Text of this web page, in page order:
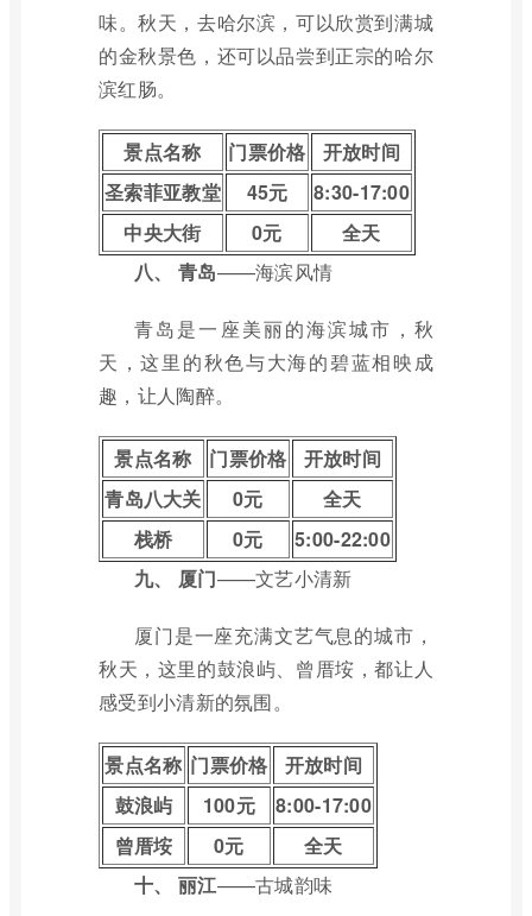
味。秋天，去哈尔滨，可以欣赏到满城
的金秋景色，还可以品尝到正宗的哈尔
滨红肠。
景点名称 门票价格
开放时间
圣索菲亚教堂
45元
8:30-17:00
中央大街
0元
全天
八、
青岛——海滨风情
青岛是一座美丽的海滨城市，秋
天，这里的秋色与大海的碧蓝相映成
趣，让人陶醉。
景点名称 门票价格
开放时间
青岛八大关
0元
全天
栈桥
0元
5:00-22:00
九、
厦门——文艺小清新
厦门是一座充满文艺气息的城市，
秋天，这里的鼓浪屿、曾厝垵，都让人
感受到小清新的氛围。
景点名称 门票价格
开放时间
鼓浪屿
100元
8:00-17:00
曾厝垵
0元
全天
十、
丽江——古城韵味